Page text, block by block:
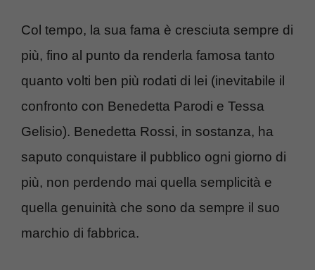
Col tempo, la sua fama è cresciuta sempre di
più, fino al punto da renderla famosa tanto
quanto volti ben più rodati di lei (inevitabile il
confronto con Benedetta Parodi e Tessa
Gelisio). Benedetta Rossi, in sostanza, ha
saputo conquistare il pubblico ogni giorno di
più, non perdendo mai quella semplicità e
quella genuinità che sono da sempre il suo
marchio di fabbrica.